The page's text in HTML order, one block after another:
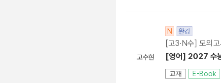
고수현
N 완강
[고3·N수] 모의
[영어] 2027 수
교재 E-Book